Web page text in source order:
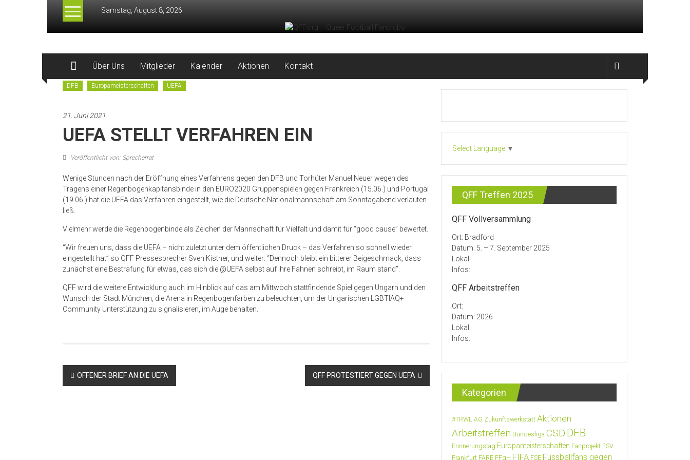
Samstag, August 8, 2026
QFF.org
–
Queer
Football
Fanclubs
Über Uns Mitglieder Kalender Aktionen Kontakt
DFB Europameisterschaften UEFA
21. Juni 2021
UEFA STELLT VERFAHREN EIN
Veröffentlicht von: Sprecherrat
Wenige Stunden nach der Eröffnung eines Verfahrens gegen den DFB und Torhüter Manuel Neuer wegen des
Tragens einer Regenbogenkapitänsbinde in den EURO2020 Gruppenspielen gegen Frankreich (15.06.) und Portugal
(19.06.) hat die UEFA das Verfahren eingestellt, wie die Deutsche Nationalmannschaft am Sonntagabend verlauten
ließ.
Vielmehr werde die Regenbogenbinde als Zeichen der Mannschaft für Vielfalt und damit für “good cause” bewertet.
“Wir freuen uns, dass die UEFA – nicht zuletzt unter dem öffentlichen Druck – das Verfahren so schnell wieder
eingestellt hat” so QFF Pressesprecher Sven Kistner, und weiter: “Dennoch bleibt ein bitterer Beigeschmack, dass
zunächst eine Bestrafung für etwas, das sich die @UEFA selbst auf ihre Fahnen schreibt, im Raum stand”.
QFF wird die weitere Entwicklung auch im Hinblick auf das am Mittwoch stattfindende Spiel gegen Ungarn und den
Wunsch der Stadt München, die Arena in Regenbogenfarben zu beleuchten, um der Ungarischen LGBTIAQ+
Community Unterstützung zu signalisieren, im Auge behalten.
Beitragsnavigation
OFFENER BRIEF AN DIE UEFA QFF PROTESTIERT GEGEN UEFA
Select Language ▼
QFF Treffen 2025
QFF Vollversammlung
Ort: Bradford
Datum: 5. – 7. September 2025
Lokal:
Infos:
QFF Arbeitstreffen
Ort:
Datum: 2026
Lokal:
Infos:
Kategorien
#TRWL AG Zukunftswerkstatt Aktionen
Arbeitstreffen Bundesliga CSD DFB
Erinnerungstag Europameisterschaften Fanprojekt FSV
Frankfurt FARE FFgH FIFA FSE Fussballfans gegen